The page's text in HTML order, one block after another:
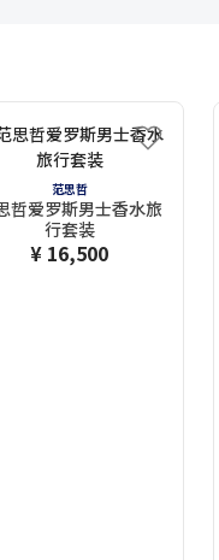
范思哲
哲爱罗斯男士香水旅
行套装
¥ 16,500